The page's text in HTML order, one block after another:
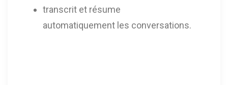
transcrit et résume
automatiquement les conversations.